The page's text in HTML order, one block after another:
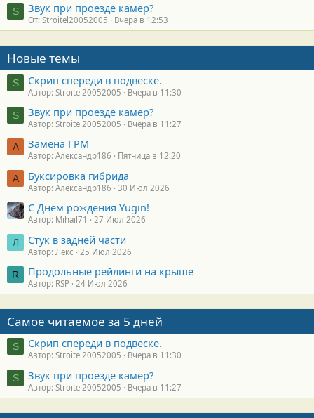
S Звук при проезде камер?
От: Stroitel20052005 Вчера в 12:53
Новые темы
S Скрип спереди в подвеске.
Автор: Stroitel20052005 Вчера в 11:30
S Звук при проезде камер?
Автор: Stroitel20052005 Вчера в 11:27
А Замена ГРМ
Автор: Александр186 Пятница в 12:20
А Буксировка гибрида
Автор: Александр186 30 Июл 2026
С Днём рождения Yugin!
Автор: Mihail71 27 Июл 2026
Л Стук в задней части
Автор: Лекс 25 Июл 2026
R Продольные рейлинги на крыше
Автор: RSP 24 Июл 2026
Самое читаемое за 5 дней
S Скрип спереди в подвеске.
Автор: Stroitel20052005 Вчера в 11:30
S Звук при проезде камер?
Автор: Stroitel20052005 Вчера в 11:27